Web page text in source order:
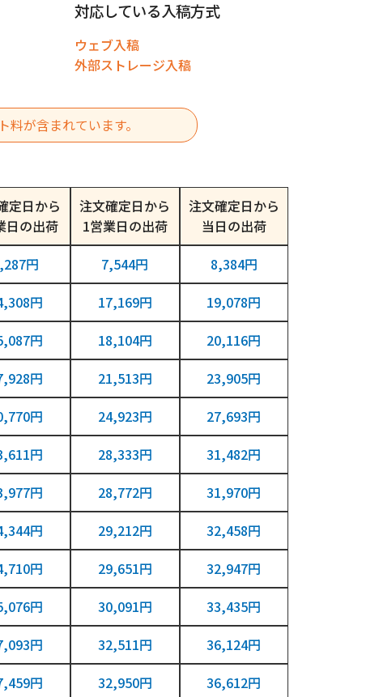
対応している入稿方式
ウェブ入稿
外部ストレージ入稿
が含まれています。
定日から
日
注文確定日から
1営業日
注文確定日から
当日
円 7,544円
8,384円
円 17,169円
19,078円
円 18,104円
20,116円
円 21,513円
23,905円
円 24,923円
27,693円
円 28,333円
31,482円
円 28,772円
31,970円
円 29,212円
32,458円
円 29,651円
32,947円
円 30,091円
33,435円
円 32,511円
36,124円
円 32,950円
36,612円